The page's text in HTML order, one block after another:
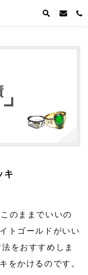
キ
のままでいいの
トゴールドがいい
をおすすめしま
をかけるのです。